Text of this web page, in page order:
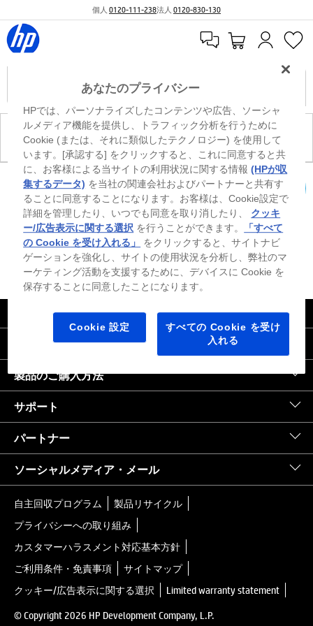
個人 0120-111-238法人 0120-830-130
現在、このカテゴリには商品がありません。
カートを確認
※ Windowsのすべてのエディションまたはバージョンで、すべての機能を使用でき
るわけではありません。Windowsの機能を最大限に活用するには、システムのハ
ードウェア、ドライバー、ソフトウェアのアップグレードおよび/または別途購
入、あるいはBIOSのアップデートが必要になる場合があります。Windowsは自動
的にアップデートされ、有効になります。高速インターネットとMicrosoftアカウ
ントが必要になります。ISPの料金が適用され、今後アップデートの際に要件が追
加される場合があります。http://www.windows.com 外部リンクアイコンをご覧く
ださい。
｜United States HP.com
会社情報
製品のご購入方法
サポート
パートナー
ソーシャルメディア・メール
自主回収プログラム
製品リサイクル
プライバシーへの取り組み
カスタマーハラスメント対応基本方針
ご利用条件・免責事項
サイトマップ
クッキー/広告表示に関する選択
Limited warranty statement
© Copyright 2026 HP Development Company, L.P.
あなたのプライバシー
HPでは、パーソナライズしたコンテンツや広告、ソーシャ
ルメディア機能を提供し、トラフィック分析を行うために
Cookie (または、それに類似したテクノロジー) を使用して
います。[承認する] をクリックすると、これに同意すると共
に、お客様による当サイトの利用状況に関する情報(HPが収
集するデータ) を当社の関連会社およびパートナーと共有す
ることに同意することになります。お客様は、Cookie設定で
詳細を管理したり、いつでも同意を取り消したり、 クッキ
ー/広告表示に関する選択 を行うことができます。
「すべて
の Cookie を受け入れる」
をクリックすると、サイトナビ
ゲーションを強化し、サイトの使用状況を分析し、弊社のマ
ーケティング活動を支援するために、デバイスに Cookie を
保存することに同意したことになります。
Cookie 設定
すべての Cookie を受け
入れる